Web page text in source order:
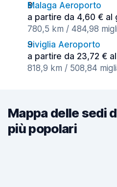
Malaga Aeroporto
a partire da 4,60 € al
780,5 km / 484,98
Siviglia Aeroporto
a partire da 23,72 €
818,9 km / 508,84
Mappa delle sedi
più popolari